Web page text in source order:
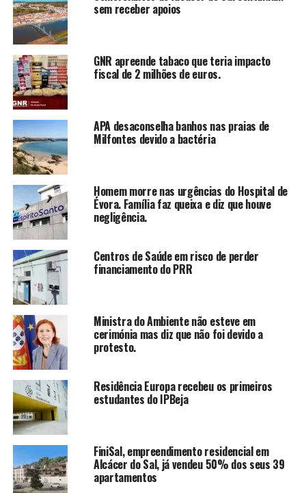
sem receber apoios
GNR apreende tabaco que teria impacto
fiscal de 2 milhões de euros.
APA desaconselha banhos nas praias de
Milfontes devido a bactéria
Homem morre nas urgências do Hospital de
Évora. Família faz queixa e diz que houve
negligência.
Centros de Saúde em risco de perder
financiamento do PRR
Ministra do Ambiente não esteve em
cerimónia mas diz que não foi devido a
protesto.
Residência Europa recebeu os primeiros
estudantes do IPBeja
FiniSal, empreendimento residencial em
Alcácer do Sal, já vendeu 50% dos seus 39
apartamentos